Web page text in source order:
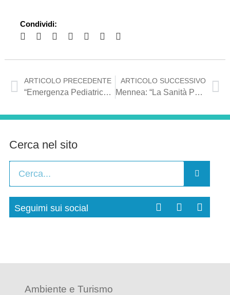
Condividi:
ARTICOLO PRECEDENTE
“Emergenza Pediatrica a Margherita di Savoia: quattro mesi senza Medico Stabile, Disagi Crescenti per Famiglie e Turisti”
ARTICOLO SUCCESSIVO
Mennea: “La Sanità Pugliese Piange la Scomparsa del Dottor Vito Procacci, Medico di Eccellenza e Umanità”
Cerca nel sito
Seguimi sui social
Ambiente e Turismo